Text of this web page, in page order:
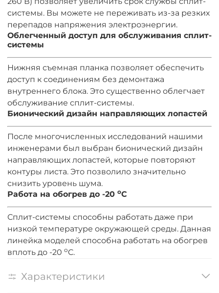
системы. Вы можете не переживать из-за резких
перепадов напряжения электроэнергии.
Облегченный доступ для обслуживания сплит-
системы
Нижняя съемная планка позволяет обеспечить
доступ к соединениям без демонтажа
внутреннего блока. Это существенно облегчает
обслуживание сплит-системы.
Бионический дизайн направляющих лопастей
После многочисленных исследований нашими
инженерами был выбран бионический дизайн
направляющих лопастей, которые повторяют
контуры листа. Это позволило значительно
снизить уровень шума.
Работа на обогрев до -20 oC
Сплит-системы способны работать даже при
низкой температуре окружающей среды. Данная
линейка моделей способна работать на обогрев
вплоть до -20 oC.
Характеристики